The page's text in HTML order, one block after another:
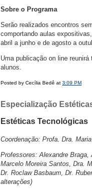
Sobre o Programa
Serão realizados encontros
comportando aulas
abril a junho e de agosto a
Uma publicação on line
alunos.
Posted by Cecília Bedê at 3:09 PM
Especialização
Estéticas Tecnológicas
Coordenação: Profa. Dra.
Professores: Alexandre
Marcelo Moreira Santos, Dra.
Dr. Roclaw Basbaum, Dr.
alterações)